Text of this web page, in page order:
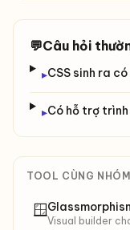
💬Câu hỏi
▸CSS sinh ra
▸Có hỗ trợ
TOOL CÙNG NHÓM
🪟
Visual builder